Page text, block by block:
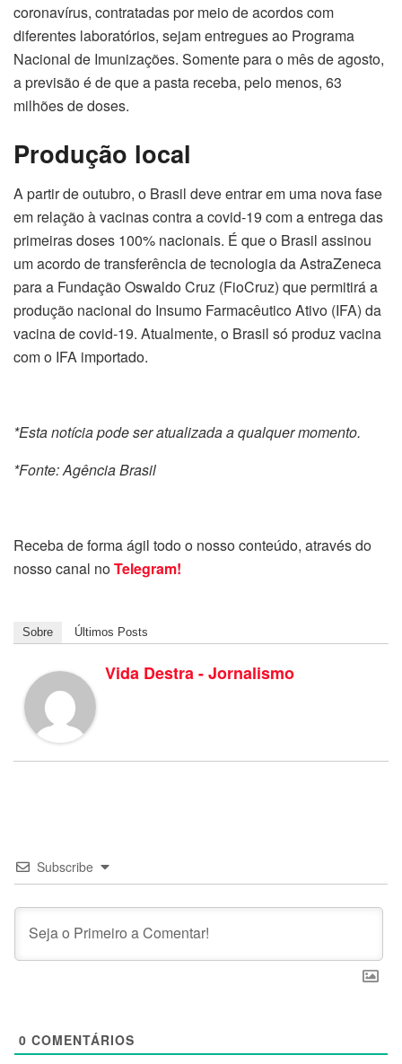
coronavírus, contratadas por meio de acordos com
diferentes laboratórios, sejam entregues ao Programa
Nacional de Imunizações. Somente para o mês de agosto,
a previsão é de que a pasta receba, pelo menos, 63
milhões de doses.
Produção local
A partir de outubro, o Brasil deve entrar em uma nova fase
em relação à vacinas contra a covid-19 com a entrega das
primeiras doses 100% nacionais. É que o Brasil assinou
um acordo de transferência de tecnologia da AstraZeneca
para a Fundação Oswaldo Cruz (FioCruz) que permitirá a
produção nacional do Insumo Farmacêutico Ativo (IFA) da
vacina de covid-19. Atualmente, o Brasil só produz vacina
com o IFA importado.
*Esta notícia pode ser atualizada a qualquer momento.
*Fonte: Agência Brasil
Receba de forma ágil todo o nosso conteúdo, através do
nosso canal noTelegram!
Sobre Últimos Posts
Vida Destra - Jornalismo
Subscribe
0 COMENTÁRIOS